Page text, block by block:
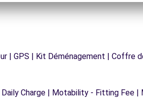
| GPS | Kit Déménagement |
Charge | Motability - Fitting Fee